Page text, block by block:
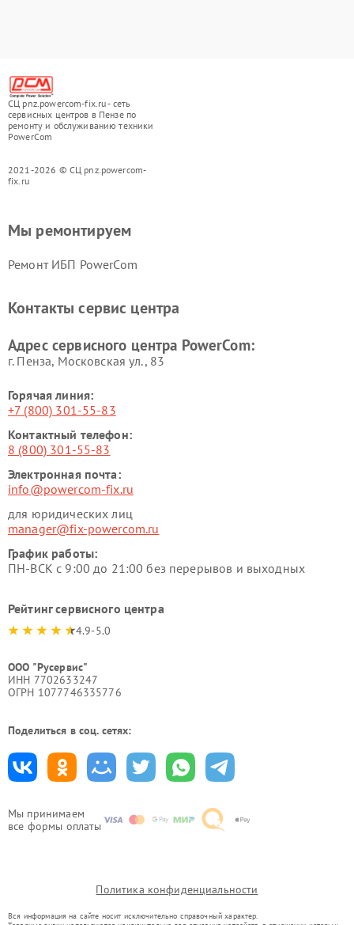
СЦ pnz.powercom-fix.ru - сеть
сервисных центров в Пензе по
ремонту и обслуживанию техники
PowerCom
2021-2026 © СЦ pnz.powercom-
fix.ru
Мы принимаем
все формы оплаты
Мы ремонтируем
Ремонт ИБП PowerCom
Контакты сервис центра
Адрес сервисного центра PowerCom:
г. Пенза, Московская ул., 83
Горячая линия:
+7 (800) 301-55-83
Контактный телефон:
8 (800) 301-55-83
Электронная почта:
info@powercom-fix.ru
для юридических лиц
manager@fix-powercom.ru
График работы:
ПН-ВСК с 9:00 до 21:00 без перерывов и выходных
Рейтинг сервисного центра
4.9-5.0
ООО "Русервис"
ИНН 7702633247
ОГРН 1077746335776
Поделиться в соц. сетях:
Политика конфиденциальности
Вся информация на сайте носит исключительно справочный характер.